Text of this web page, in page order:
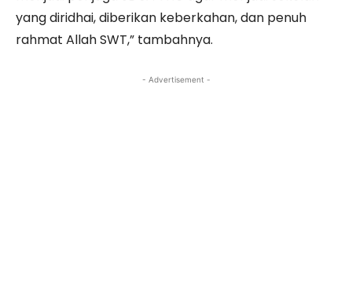
yang diridhai, diberikan keberkahan, dan penuh
rahmat Allah SWT,” tambahnya.
- Advertisement -